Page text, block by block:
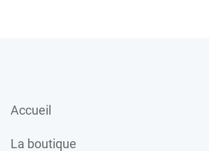
Accueil
La boutique